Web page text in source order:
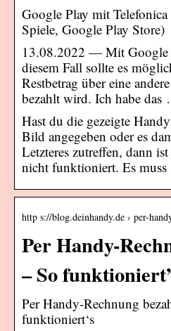
Google Play mit
Spiele, Google Play Store)
13.08.2022 — Mit Google
diesem Fall sollte es
Restbetrag über eine
bezahlt wird. Ich habe das
Hast du die gezeigte
Bild angegeben oder es
Letzteres zutreffen, dann
nicht funktioniert. Es
http s://blog.deinhandy.de › per-
Per Handy-
– So
Per Handy-Rechnung
funktioniert‘s